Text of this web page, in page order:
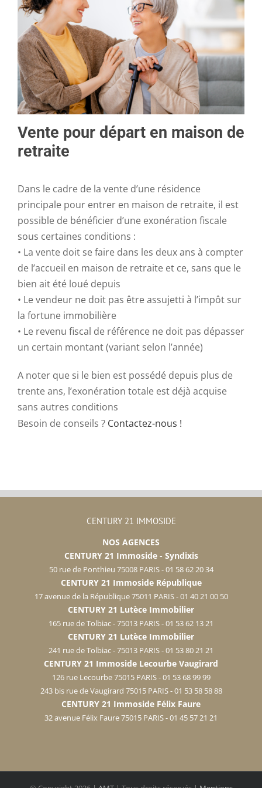
Vente pour départ en maison de
retraite
Dans le cadre de la vente d’une résidence
principale pour entrer en maison de retraite, il est
possible de bénéficier d’une exonération fiscale
sous certaines conditions :
• La vente doit se faire dans les deux ans à compter
de l’accueil en maison de retraite et ce, sans que le
bien ait été loué depuis
• Le vendeur ne doit pas être assujetti à l’impôt sur
la fortune immobilière
• Le revenu fiscal de référence ne doit pas dépasser
un certain montant (variant selon l’année)
A noter que si le bien est possédé depuis plus de
trente ans, l’exonération totale est déjà acquise
sans autres conditions
Besoin de conseils ? Contactez-nous !
CENTURY 21 IMMOSIDE
NOS AGENCES
CENTURY 21 Immoside - Syndixis
50 rue de Ponthieu 75008 PARIS - 01 58 62 20 34
CENTURY 21 Immoside République
17 avenue de la République 75011 PARIS - 01 40 21 00 50
CENTURY 21 Lutèce Immobilier
165 rue de Tolbiac - 75013 PARIS - 01 53 62 13 21
CENTURY 21 Lutèce Immobilier
241 rue de Tolbiac - 75013 PARIS - 01 53 80 21 21
CENTURY 21 Immoside Lecourbe Vaugirard
126 rue Lecourbe 75015 PARIS - 01 53 68 99 99
243 bis rue de Vaugirard 75015 PARIS - 01 53 58 58 88
CENTURY 21 Immoside Félix Faure
32 avenue Félix Faure 75015 PARIS - 01 45 57 21 21